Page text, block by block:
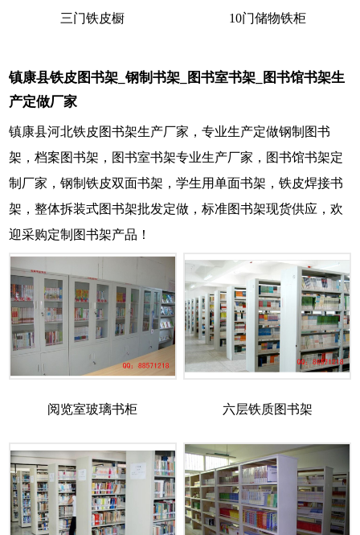
三门铁皮橱 10门储物铁柜
镇康县铁皮图书架_钢制书架_图书室书架_图书馆书架生
产定做厂家
镇康县河北铁皮图书架生产厂家，专业生产定做钢制图书
架，档案图书架，图书室书架专业生产厂家，图书馆书架定
制厂家，钢制铁皮双面书架，学生用单面书架，铁皮焊接书
架，整体拆装式图书架批发定做，标准图书架现货供应，欢
迎采购定制图书架产品！
阅览室玻璃书柜 六层铁质图书架